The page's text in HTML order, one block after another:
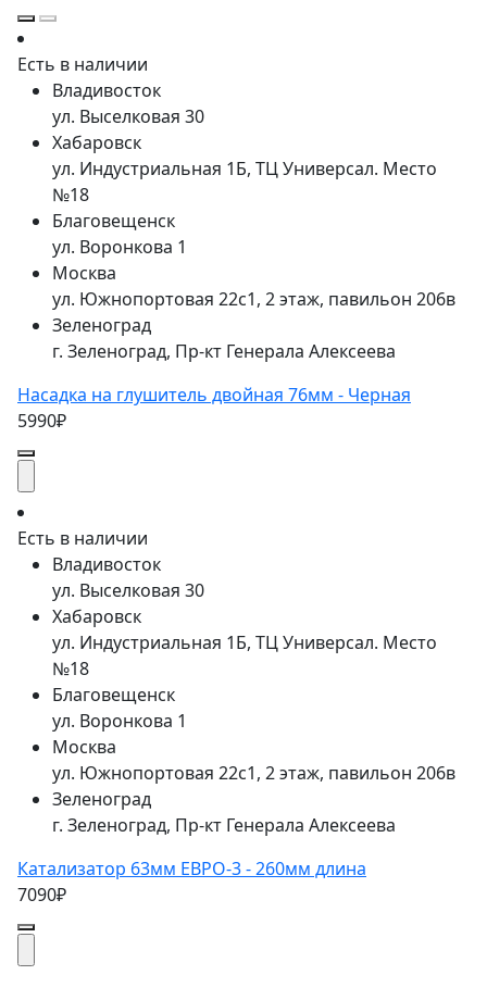
Есть в наличии
Владивосток
ул. Выселковая 30
Хабаровск
ул. Индустриальная 1Б, ТЦ Универсал. Место
№18
Благовещенск
ул. Воронкова 1
Москва
ул. Южнопортовая 22с1, 2 этаж, павильон 206в
Зеленоград
г. Зеленоград, Пр-кт Генерала Алексеева
Насадка на глушитель двойная 76мм - Черная
5990₽
Есть в наличии
Владивосток
ул. Выселковая 30
Хабаровск
ул. Индустриальная 1Б, ТЦ Универсал. Место
№18
Благовещенск
ул. Воронкова 1
Москва
ул. Южнопортовая 22с1, 2 этаж, павильон 206в
Зеленоград
г. Зеленоград, Пр-кт Генерала Алексеева
Катализатор 63мм ЕВРО-3 - 260мм длина
7090₽